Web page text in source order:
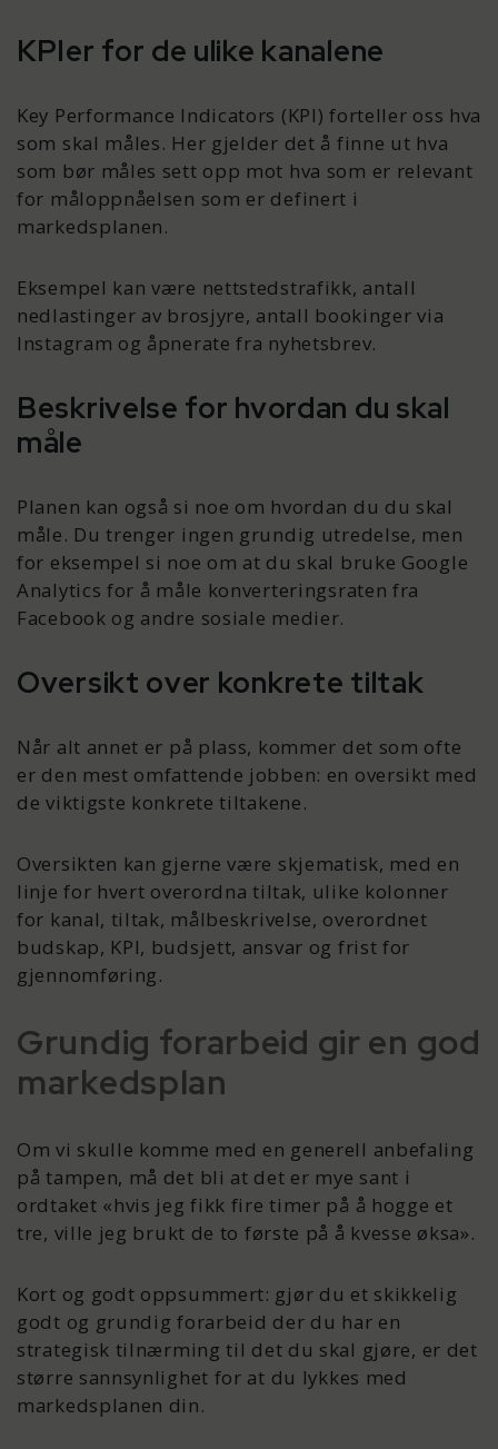
KPIer for de ulike kanalene
Key Performance Indicators (KPI) forteller oss hva
som skal måles. Her gjelder det å finne ut hva
som bør måles sett opp mot hva som er relevant
for måloppnåelsen som er definert i
markedsplanen.
Eksempel kan være nettstedstrafikk, antall
nedlastinger av brosjyre, antall bookinger via
Instagram og åpnerate fra nyhetsbrev.
Beskrivelse for hvordan du skal
måle
Planen kan også si noe om hvordan du du skal
måle. Du trenger ingen grundig utredelse, men
for eksempel si noe om at du skal bruke Google
Analytics for å måle konverteringsraten fra
Facebook og andre sosiale medier.
Oversikt over konkrete tiltak
Når alt annet er på plass, kommer det som ofte
er den mest omfattende jobben: en oversikt med
de viktigste konkrete tiltakene.
Oversikten kan gjerne være skjematisk, med en
linje for hvert overordna tiltak, ulike kolonner
for kanal, tiltak, målbeskrivelse, overordnet
budskap, KPI, budsjett, ansvar og frist for
gjennomføring.
Grundig forarbeid gir en god
markedsplan
Om vi skulle komme med en generell anbefaling
på tampen, må det bli at det er mye sant i
ordtaket «hvis jeg fikk fire timer på å hogge et
tre, ville jeg brukt de to første på å kvesse øksa».
Kort og godt oppsummert: gjør du et skikkelig
godt og grundig forarbeid der du har en
strategisk tilnærming til det du skal gjøre, er det
større sannsynlighet for at du lykkes med
markedsplanen din.